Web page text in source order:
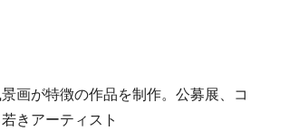
画が特徴の作品を制作。公募展、コ
きアーティスト